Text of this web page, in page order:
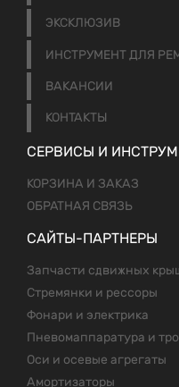
ЭКСКЛЮЗИВ
ИНСТРУМЕНТ ДЛЯ
ВАКАНСИИ
КОНТАКТЫ
СЕРВИСЫ И
КОРЗИНА И ЗАКАЗ
ОБРАТНАЯ СВЯЗЬ
САЙТЫ-ПАРТНЕРЫ
Запчасти сдвижных
Стремянки и рессоры
Фонари и электрика
Пневомаппаратура и
Оси и осевые агрегаты
Амортизаторы